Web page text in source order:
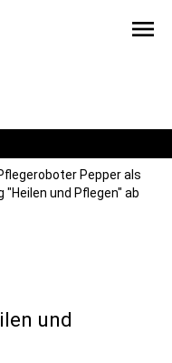
menu
Pepper als
und Pflegen" ab
und